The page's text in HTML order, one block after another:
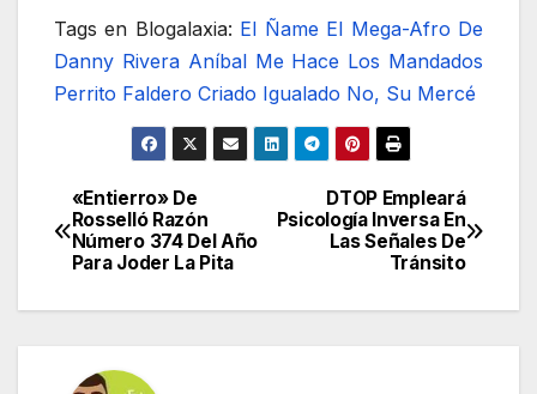
Tags en Blogalaxia: El Ñame El Mega-Afro De
Danny Rivera Aníbal Me Hace Los Mandados
Perrito Faldero Criado Igualado No, Su Mercé
Navegación
de
entradas
DTOP Empleará
Psicología Inversa En
Las Señales De
Tránsito
«Entierro» De
Rosselló Razón
Número 374 Del Año
Para Joder La Pita